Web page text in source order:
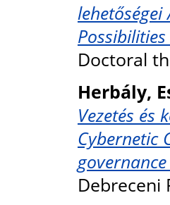
Doctoral
Herbály,
Vezetés és
Cybernetic
Debreceni